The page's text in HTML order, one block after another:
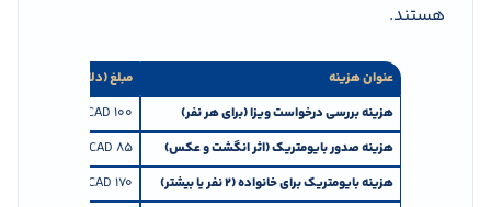
هستند.
عنوان هزینه
مبلغ (دلار کانادا)
هزینه بررسی درخواست ویزا (برای هر نفر)
100 CAD
هزینه صدور بایومتریک (اثر انگشت و عکس)
85 CAD
هزینه بایومتریک برای خانواده (۲ نفر یا بیشتر)
170 CAD